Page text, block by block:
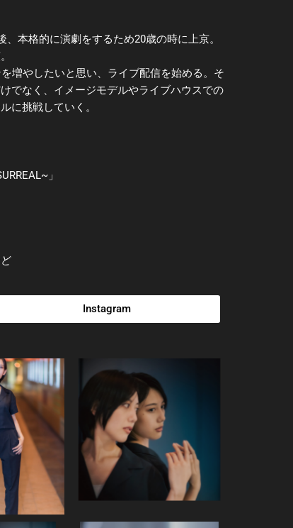
本格的に演劇をするため20歳の時に上京。
増やしたいと思い、ライブ配信を始める。そ
でなく、イメージモデルやライブハウスでの
に挑戦していく。
」
Instagram